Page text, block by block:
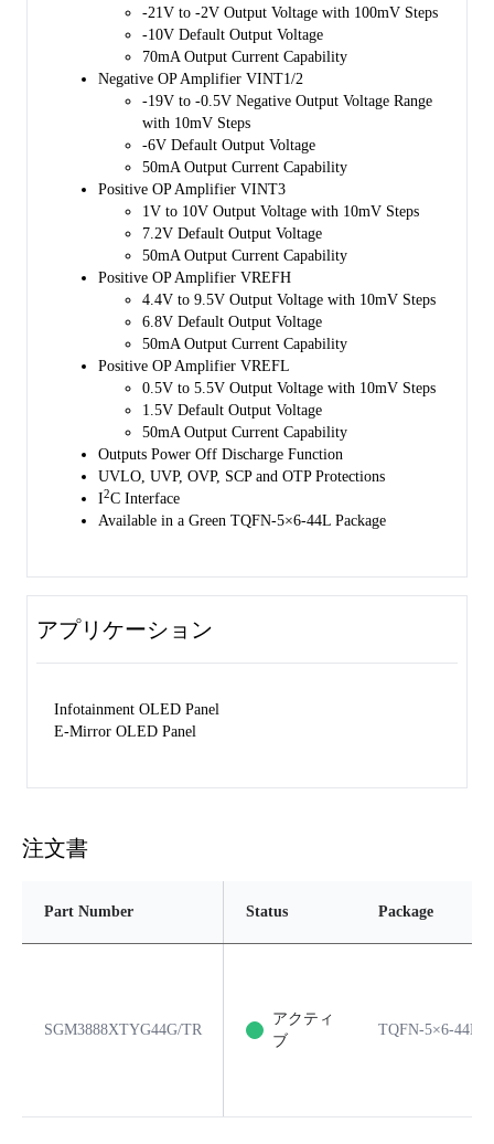
-21V to -2V Output Voltage with 100mV Steps
-10V Default Output Voltage
70mA Output Current Capability
Negative OP Amplifier VINT1/2
-19V to -0.5V Negative Output Voltage Range
with 10mV Steps
-6V Default Output Voltage
50mA Output Current Capability
Positive OP Amplifier VINT3
1V to 10V Output Voltage with 10mV Steps
7.2V Default Output Voltage
50mA Output Current Capability
Positive OP Amplifier VREFH
4.4V to 9.5V Output Voltage with 10mV Steps
6.8V Default Output Voltage
50mA Output Current Capability
Positive OP Amplifier VREFL
0.5V to 5.5V Output Voltage with 10mV Steps
1.5V Default Output Voltage
50mA Output Current Capability
Outputs Power Off Discharge Function
UVLO, UVP, OVP, SCP and OTP Protections
I2C Interface
Available in a Green TQFN-5×6-44L Package
アプリケーション
Infotainment OLED Panel
E-Mirror OLED Panel
注文書
Part Number Status Package
SGM3888XTYG44G/TR
アクティ
ブ
TQFN-5×6-44L